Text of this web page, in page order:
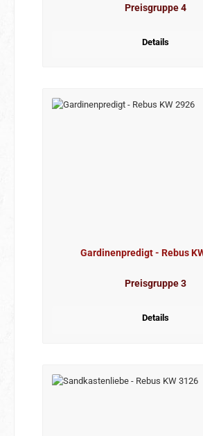
Preisgruppe 4
Details
Gardinenpredigt - Rebus
Preisgruppe 3
Details